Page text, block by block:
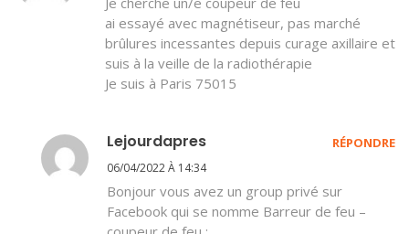
ai essayé avec magnétiseur, pas marché
brûlures incessantes depuis curage axillaire et
suis à la veille de la radiothérapie
Je suis à Paris 75015
Lejourdapres
06/04/2022 À 14:34
Bonjour vous avez un group privé sur
Facebook qui se nomme Barreur de feu –
RÉPONDRE